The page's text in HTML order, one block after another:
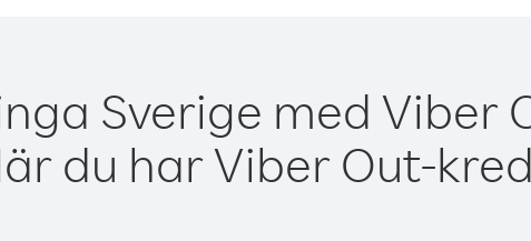
Sverige med Viber
du har Viber Out-